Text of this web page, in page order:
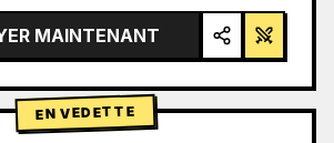
MAINTENANT
EN VEDETTE